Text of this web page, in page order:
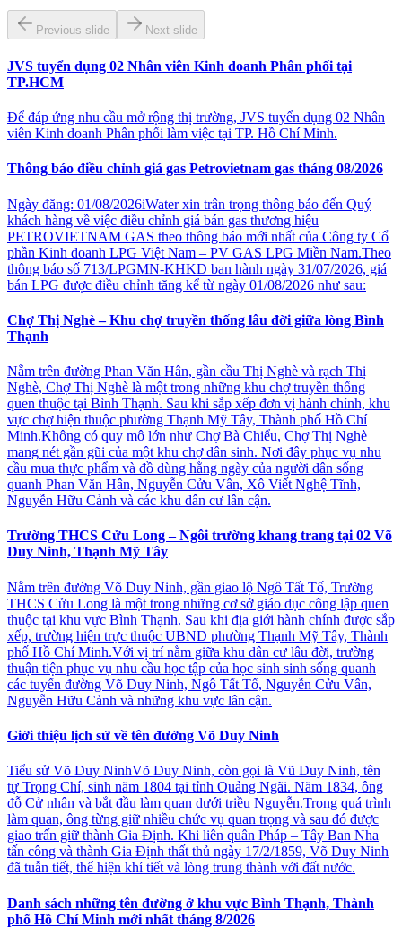
Previous slide Next slide
JVS tuyển dụng 02 Nhân viên Kinh doanh Phân phối tại
TP.HCM
Để đáp ứng nhu cầu mở rộng thị trường, JVS tuyển dụng 02 Nhân
viên Kinh doanh Phân phối làm việc tại TP. Hồ Chí Minh.
Thông báo điều chỉnh giá gas Petrovietnam gas tháng 08/2026
Ngày đăng: 01/08/2026iWater xin trân trọng thông báo đến Quý
khách hàng về việc điều chỉnh giá bán gas thương hiệu
PETROVIETNAM GAS theo thông báo mới nhất của Công ty Cổ
phần Kinh doanh LPG Việt Nam – PV GAS LPG Miền Nam.Theo
thông báo số 713/LPGMN-KHKD ban hành ngày 31/07/2026, giá
bán LPG được điều chỉnh tăng kể từ ngày 01/08/2026 như sau:
Chợ Thị Nghè – Khu chợ truyền thống lâu đời giữa lòng Bình
Thạnh
Nằm trên đường Phan Văn Hân, gần cầu Thị Nghè và rạch Thị
Nghè, Chợ Thị Nghè là một trong những khu chợ truyền thống
quen thuộc tại Bình Thạnh. Sau khi sắp xếp đơn vị hành chính, khu
vực chợ hiện thuộc phường Thạnh Mỹ Tây, Thành phố Hồ Chí
Minh.Không có quy mô lớn như Chợ Bà Chiểu, Chợ Thị Nghè
mang nét gần gũi của một khu chợ dân sinh. Nơi đây phục vụ nhu
cầu mua thực phẩm và đồ dùng hằng ngày của người dân sống
quanh Phan Văn Hân, Nguyễn Cửu Vân, Xô Viết Nghệ Tĩnh,
Nguyễn Hữu Cảnh và các khu dân cư lân cận.
Trường THCS Cửu Long – Ngôi trường khang trang tại 02 Võ
Duy Ninh, Thạnh Mỹ Tây
Nằm trên đường Võ Duy Ninh, gần giao lộ Ngô Tất Tố, Trường
THCS Cửu Long là một trong những cơ sở giáo dục công lập quen
thuộc tại khu vực Bình Thạnh. Sau khi địa giới hành chính được sắp
xếp, trường hiện trực thuộc UBND phường Thạnh Mỹ Tây, Thành
phố Hồ Chí Minh.Với vị trí nằm giữa khu dân cư lâu đời, trường
thuận tiện phục vụ nhu cầu học tập của học sinh sinh sống quanh
các tuyến đường Võ Duy Ninh, Ngô Tất Tố, Nguyễn Cửu Vân,
Nguyễn Hữu Cảnh và những khu vực lân cận.
Giới thiệu lịch sử về tên đường Võ Duy Ninh
Tiểu sử Võ Duy NinhVõ Duy Ninh, còn gọi là Vũ Duy Ninh, tên
tự Trọng Chí, sinh năm 1804 tại tỉnh Quảng Ngãi. Năm 1834, ông
đỗ Cử nhân và bắt đầu làm quan dưới triều Nguyễn.Trong quá trình
làm quan, ông từng giữ nhiều chức vụ quan trọng và sau đó được
giao trấn giữ thành Gia Định. Khi liên quân Pháp – Tây Ban Nha
tấn công và thành Gia Định thất thủ ngày 17/2/1859, Võ Duy Ninh
đã tuẫn tiết, thể hiện khí tiết và lòng trung thành với đất nước.
Danh sách những tên đường ở khu vực Bình Thạnh, Thành
phố Hồ Chí Minh mới nhất tháng 8/2026